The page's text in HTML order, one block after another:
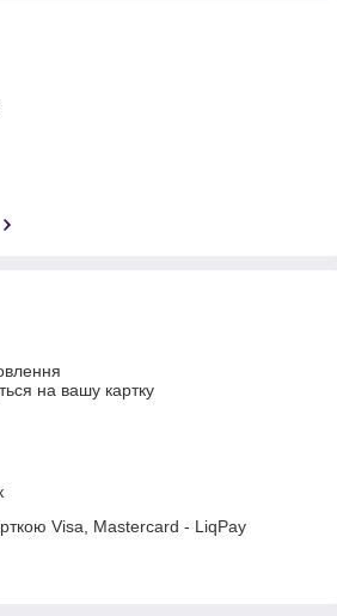
на вашу картку
Visa, Mastercard - LiqPay